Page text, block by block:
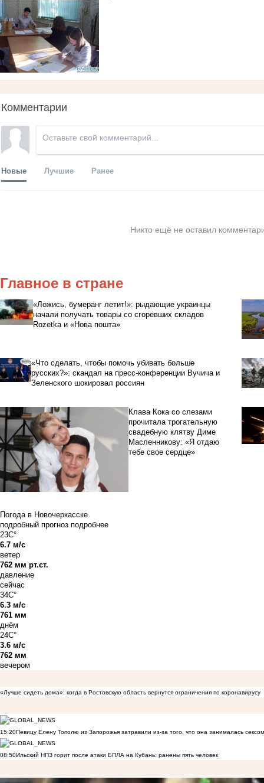
Комментарии
Новые Лучшие Ранее
Никто ещё не оставил
Главное в стране
«Ложись, бумеранг летит!»: рыдающие украинцы
начали получать товары со сгоревших складов
Rozetka и «Нова пошта»
«Что сделать, чтобы помочь убивать больше
русских?»: скандал на пресс-конференции Вучича и
Зеленского шокировал россиян
Клава Кока со слезами
прочитала трогательную
свадебную клятву Диме
Масленникову: «Я отдаю
тебе свое сердце»
Погода в Новочеркасске
подробный прогноз подробнее
23C°
6.7 м/с
ветер
762 мм рт.ст.
давление
сейчас
34C°
6.3 м/с
761 мм
днём
24C°
3.6 м/с
762 мм
вечером
«Лучше сидеть дома»: когда в Ростовскую область вернутся ограничения по коронавирусу
15:20Певицу Елену Тополю из Запорожья затравили из-за того, что она занималась
08:50Ильский НПЗ горит после атаки БПЛА на Кубань: ранены пять человек